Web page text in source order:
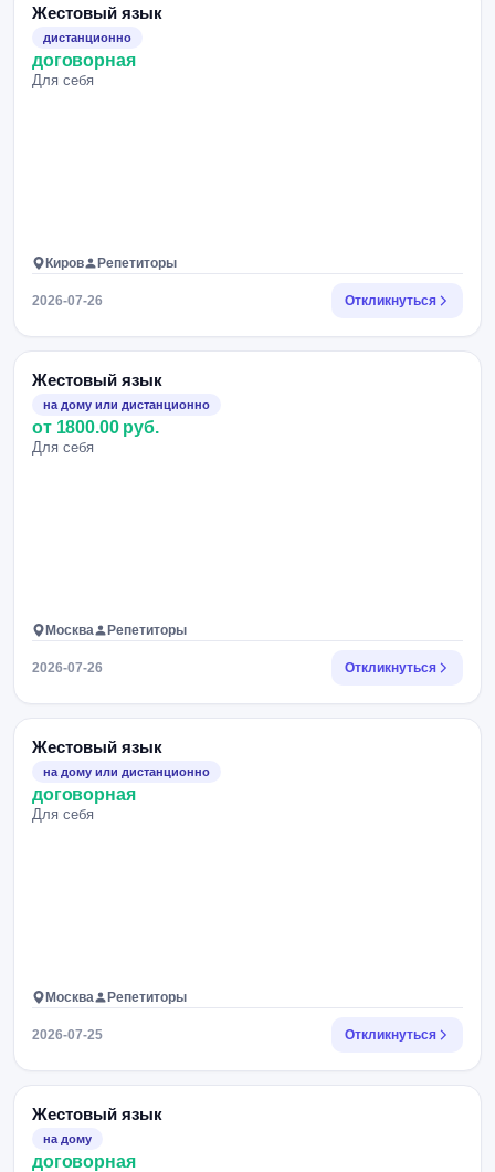
Жестовый язык
дистанционно
договорная
Для себя
Киров Репетиторы
2026-07-26 Откликнуться
Жестовый язык
на дому или дистанционно
от 1800.00 руб.
Для себя
Москва Репетиторы
2026-07-26 Откликнуться
Жестовый язык
на дому или дистанционно
договорная
Для себя
Москва Репетиторы
2026-07-25 Откликнуться
Жестовый язык
на дому
договорная